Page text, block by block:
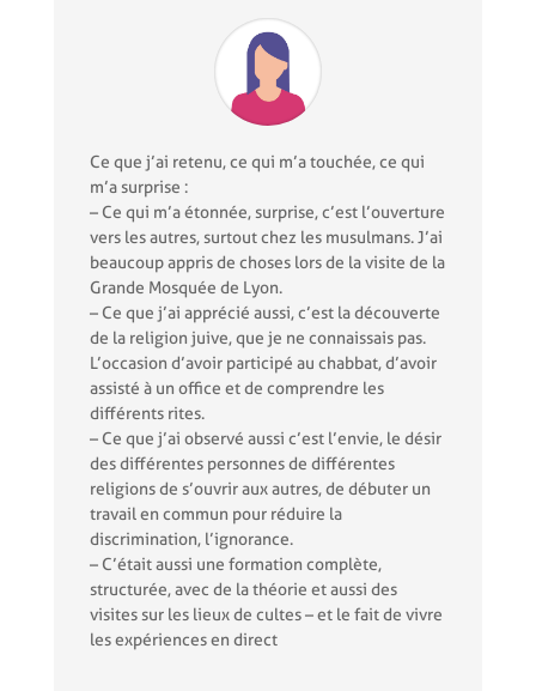
Ce que j’ai retenu, ce qui m’a touchée, ce qui
m’a surprise :
– Ce qui m’a étonnée, surprise, c’est l’ouverture
vers les autres, surtout chez les musulmans. J’ai
beaucoup appris de choses lors de la visite de la
Grande Mosquée de Lyon.
– Ce que j’ai apprécié aussi, c’est la découverte
de la religion juive, que je ne connaissais pas.
L’occasion d’avoir participé au chabbat, d’avoir
assisté à un office et de comprendre les
différents rites.
– Ce que j’ai observé aussi c’est l’envie, le désir
des différentes personnes de différentes
religions de s’ouvrir aux autres, de débuter un
travail en commun pour réduire la
discrimination, l’ignorance.
– C’était aussi une formation complète,
structurée, avec de la théorie et aussi des
visites sur les lieux de cultes – et le fait de vivre
les expériences en direct